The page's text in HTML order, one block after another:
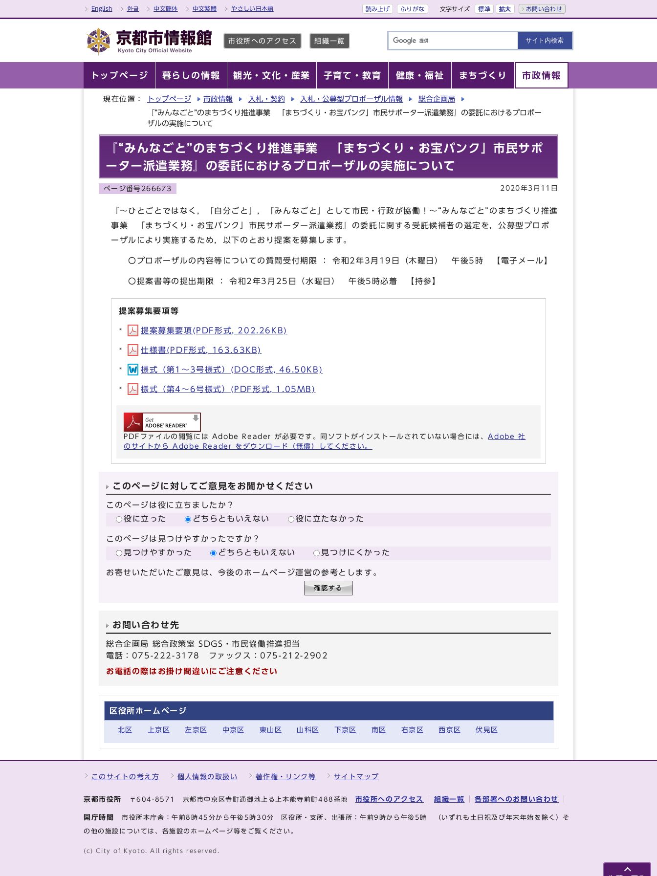
English 한글 中文簡体 中文繁體 やさしい日本語 読み上げ ふりがな 文字サイズ 標準 拡大 お問い合わせ
市役所へのアクセス 組織一覧
トップページ 暮らしの情報 観光・文化・産業 子育て・教育 健康・福祉 まちづくり 市政情報
現在位置： トップページ 市政情報 入札・契約 入札・公募型プロポーザル情報
総合企画局
『“みんなごと”のまちづくり推進事業 「まちづくり・お宝バンク」市民サポーター派遣業務』の委託におけるプロポー
ザルの実施について
『“みんなごと”のまちづくり推進事業 「まちづくり・お宝バンク」市民サポ
ーター派遣業務』の委託におけるプロポーザルの実施について
ページ番号266673 2020年3月11日
『～ひとごとではなく，「自分ごと」，「みんなごと」として市民・行政が協働！～“みんなごと”のまちづくり推進
事業 「まちづくり・お宝バンク」市民サポーター派遣業務』の委託に関する受託候補者の選定を，公募型プロポ
ーザルにより実施するため，以下のとおり提案を募集します。
〇プロポーザルの内容等についての質問受付期限 ： 令和2年3月19日（木曜日） 午後5時 【電子メール】
〇提案書等の提出期限 ： 令和2年3月25日（水曜日） 午後5時必着 【持参】
提案募集要項等
提案募集要項(PDF形式, 202.26KB)
仕様書(PDF形式, 163.63KB)
様式（第1～3号様式）(DOC形式, 46.50KB)
様式（第4～6号様式）(PDF形式, 1.05MB)
PDFファイルの閲覧には Adobe Reader が必要です。同ソフトがインストールされていない場合には、Adobe 社
のサイトから Adobe Reader をダウンロード（無償）してください。
このページに対してご意見をお聞かせください
このページは役に立ちましたか？
役に立った
どちらともいえない 役に立たなかった
このページは見つけやすかったですか？
見つけやすかった
どちらともいえない 見つけにくかった
お寄せいただいたご意見は、今後のホームページ運営の参考とします。
お問い合わせ先
総合企画局 総合政策室 SDGS・市民協働推進担当
電話：075-222-3178 ファックス：075-212-2902
お電話の際はお掛け間違いにご注意ください
区役所ホームページ
北区 上京区 左京区 中京区 東山区 山科区 下京区 南区 右京区 西京区 伏見区
このサイトの考え方 個人情報の取扱い 著作権・リンク等 サイトマップ
京都市役所 〒604-8571 京都市中京区寺町通御池上る上本能寺前町488番地 市役所へのアクセス 組織一覧 各部署へのお問い合わせ
開庁時間 市役所本庁舎：午前8時45分から午後5時30分 区役所・支所、出張所：午前9時から午後5時 （いずれも土日祝及び年末年始を除く）そ
の他の施設については、各施設のホームページ等をご覧ください。
(c) City of Kyoto. All rights reserved.